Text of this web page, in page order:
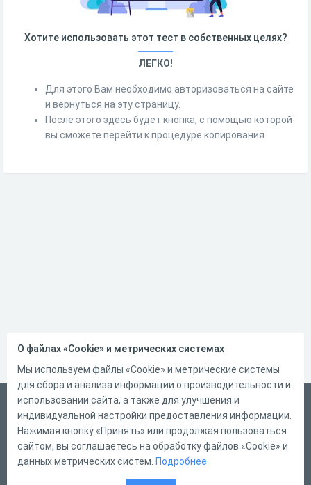
Хотите использовать этот тест в собственных целях?
ЛЕГКО!
Для этого Вам необходимо авторизоваться на сайте
и вернуться на эту страницу.
После этого здесь будет кнопка, с помощью которой
вы сможете перейти к процедуре копирования.
Русский
Справка
Форма обратной связи
О файлах «Cookie» и метрических системах
Мы используем файлы «Cookie» и метрические системы
для сбора и анализа информации о производительности и
использовании сайта, а также для улучшения и
индивидуальной настройки предоставления информации.
Нажимая кнопку «Принять» или продолжая пользоваться
сайтом, вы соглашаетесь на обработку файлов «Cookie» и
данных метрических систем. Подробнее